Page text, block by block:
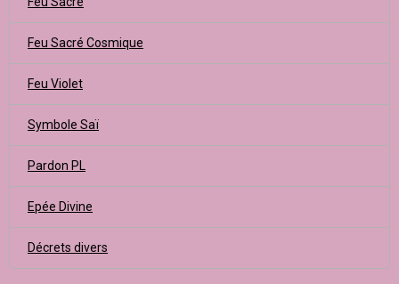
Feu Sacré Cosmique
Feu Violet
Symbole Saï
Pardon PL
Epée Divine
Décrets divers